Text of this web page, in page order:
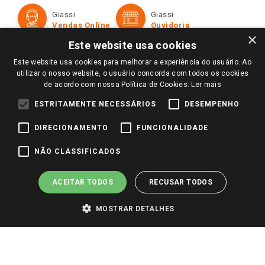
Televendas
Perguntas frequentes
Trabalhe Conosco
Identidade Visual
Formas de Pagamento
Políticas de entrega
Trocas e Devoluções
Giassi
Vendas Online
Giassi
Ouvidoria
Redes Sociais
Pagamento e Segurança
×
Este website usa cookies
Este website usa cookies para melhorar a experiência do usuário. Ao
utilizar o nosso website, o usuário concorda com todos os cookies
de acordo com nossa Política de Cookies. Ler mais
ESTRITAMENTE NECESSÁRIOS DESEMPENHO
DIRECIONAMENTO FUNCIONALIDADE
NÃO CLASSIFICADOS
ACEITAR TODOS RECUSAR TODOS
MOSTRAR DETALHES